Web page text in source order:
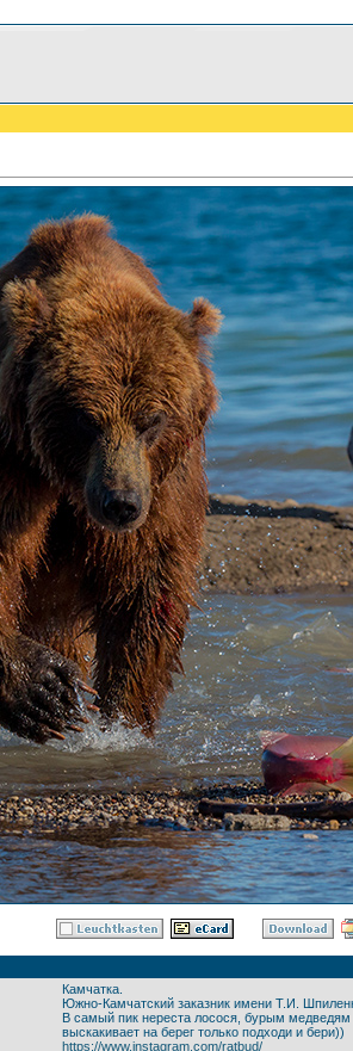
Камчатка.
Южно-Камчатский заказник имени Т.И.
В самый пик нереста лосося, бурым
выскакивает на берег только подходи и бери))
https://www.instagram.com/ratbud/